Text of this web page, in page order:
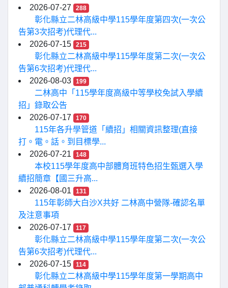
2026-07-27
288
彰化縣立二林高級中學115學年度第四次(一次公
告第3次招考)代理代...
2026-07-15
215
彰化縣立二林高級中學115學年度第二次(一次公
告第6次招考)代理代...
2026-08-03
199
二林高中「115學年度高級中等學校免試入學續
招」錄取公告
2026-07-17
170
115年各升學管道「續招」相關資訊整理(直接
打。電。話。到目標學...
2026-07-21
148
本校115學年度高中部體育班特色招生甄選入學
續招簡章【國三升高...
2026-08-01
131
115年彰師大白沙X共好 二林高中營隊-確認名單
及注意事項
2026-07-17
117
彰化縣立二林高級中學115學年度第二次(一次公
告第6次招考)代理代...
2026-07-15
114
彰化縣立二林高級中學115學年度第一學期高中